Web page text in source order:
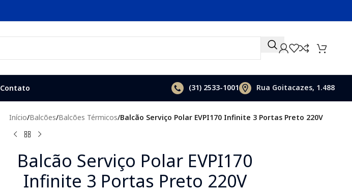
Contato (31) 2533-1001 Rua Goitacazes, 1.488
Início/Balcões/Balcões Térmicos/Balcão Serviço Polar EVPI170 Infinite 3 Portas Preto 220V
Balcão Serviço Polar EVPI170
Infinite 3 Portas Preto 220V